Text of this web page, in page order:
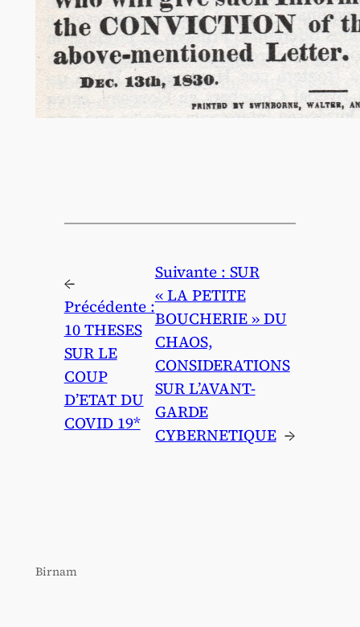
←
Précédente :
10 THESES
SUR LE
COUP
D’ETAT DU
COVID 19*
Suivante : SUR
« LA PETITE
BOUCHERIE » DU
CHAOS,
CONSIDERATIONS
SUR L’AVANT-
GARDE
CYBERNETIQUE →
Birnam